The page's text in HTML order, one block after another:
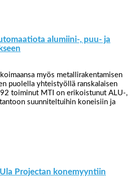
alumiini-, puu- ja
myös metallirakentamisen
puolella yhteistyöllä ranskalaisen
toiminut MTI on erikoistunut ALU-,
suunniteltuihin koneisiin ja
Projectan konemyyntiin